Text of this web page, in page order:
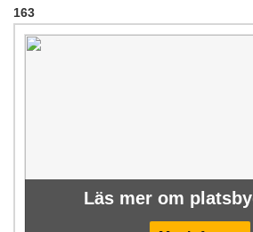
163
Läs mer om